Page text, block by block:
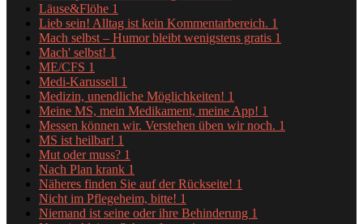
Läuse&Flöhe 1
Lieb sein! Alltag ist kein Kommentarbereich. 1
Mach selbst – Humor bleibt wenigstens gratis 1
Mach' selbst! 1
ME/CFS 1
Medi-Karussell 1
Medizin, unendliche Möglichkeiten! 1
Meine MS, mein Medikament, meine App! 1
Messen können wir. Verstehen üben wir noch. 1
MS ist heilbar! 1
Mut oder muss? 1
Nach Plan krank 1
Näheres finden Sie auf der Rückseite! 1
Nicht im Pflegeheim, bitte! 1
Niemand ist seine oder ihre Behinderung 1